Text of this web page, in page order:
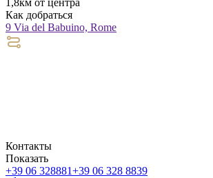
1,8км от центра
Как добраться
9 Via del Babuino, Rome
Контакты
Показать
+39 06 328881+39 06 328 8839